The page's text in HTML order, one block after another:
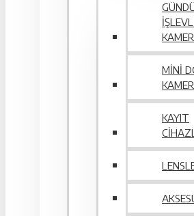
MINI
KAYIT